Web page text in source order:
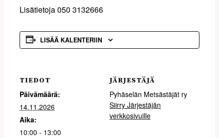
Lisätietoja 050 3132666
LISÄÄ KALENTERIIN
TIEDOT
Päivämäärä:
14.11.2026
Aika:
10:00 - 13:00
JÄRJESTÄJÄ
Pyhäselän Metsästäjät ry
Siirry Järjestäjän
verkkosivuille